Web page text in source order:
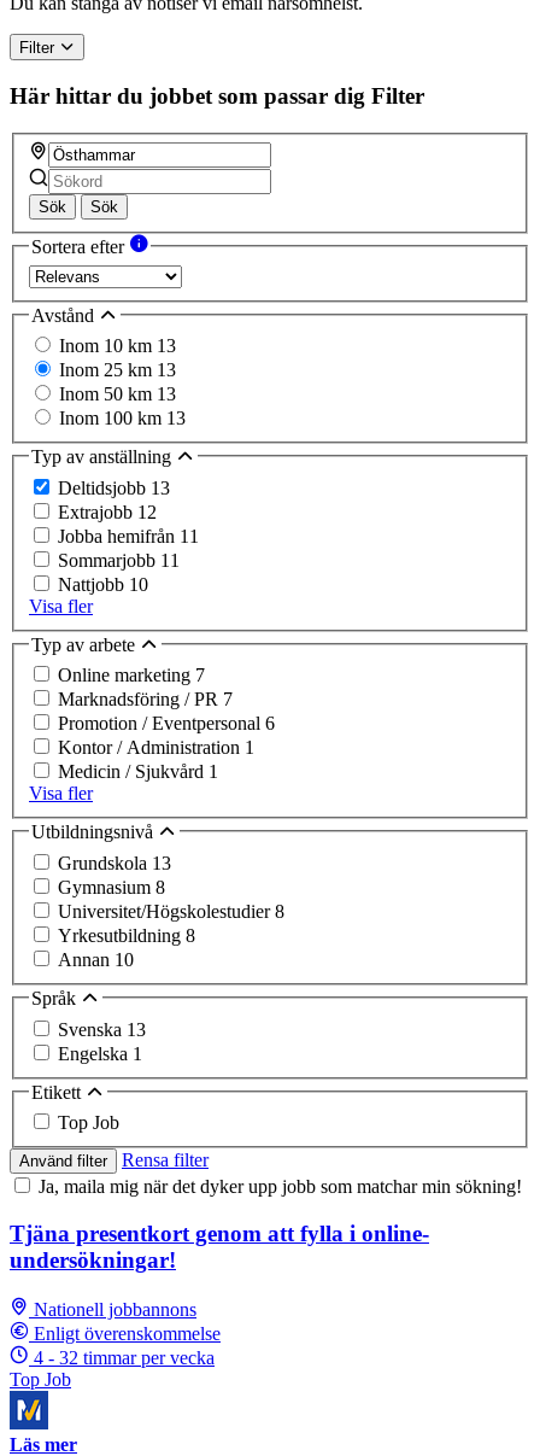
ignore
this
field
Filter
Här hittar du jobbet som passar dig Filter
Sök Sök
Sortera efter
Avstånd
Inom 10 km 13
Inom 25 km 13
Inom 50 km 13
Inom 100 km 13
Typ av anställning
Deltidsjobb 13
Extrajobb 12
Jobba hemifrån 11
Sommarjobb 11
Nattjobb 10
Visa fler
Typ av arbete
Online marketing 7
Marknadsföring / PR 7
Promotion / Eventpersonal 6
Kontor / Administration 1
Medicin / Sjukvård 1
Visa fler
Utbildningsnivå
Grundskola 13
Gymnasium 8
Universitet/Högskolestudier8
Yrkesutbildning 8
Annan 10
Språk
Svenska 13
Engelska 1
Etikett
Top Job
Använd filter
Rensa filter
Ja, maila mig när det dyker upp jobb som matchar min sökning!
Tjäna presentkort genom att fylla i online-
undersökningar!
Nationell jobbannons
Enligt överenskommelse
4 - 32 timmar per vecka
Top Job
Läs mer